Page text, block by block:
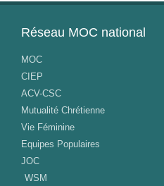
Réseau MOC national
MOC
CIEP
ACV-CSC
Mutualité Chrétienne
Vie Féminine
Equipes Populaires
JOC
WSM